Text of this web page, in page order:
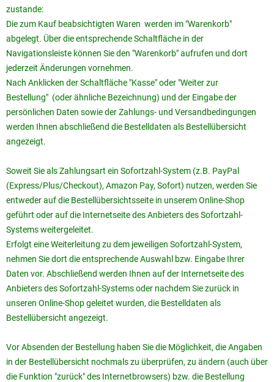
zustande:
Die zum Kauf beabsichtigten Waren werden im "Warenkorb"
abgelegt. Über die entsprechende Schaltfläche in der
Navigationsleiste können Sie den "Warenkorb" aufrufen und dort
jederzeit Änderungen vornehmen.
Nach Anklicken der Schaltfläche "Kasse" oder "Weiter zur
Bestellung" (oder ähnliche Bezeichnung) und der Eingabe der
persönlichen Daten sowie der Zahlungs- und Versandbedingungen
werden Ihnen abschließend die Bestelldaten als Bestellübersicht
angezeigt.
Soweit Sie als Zahlungsart ein Sofortzahl-System (z.B. PayPal
(Express/Plus/Checkout), Amazon Pay, Sofort) nutzen, werden Sie
entweder auf die Bestellübersichtsseite in unserem Online-Shop
geführt oder auf die Internetseite des Anbieters des Sofortzahl-
Systems weitergeleitet.
Erfolgt eine Weiterleitung zu dem jeweiligen Sofortzahl-System,
nehmen Sie dort die entsprechende Auswahl bzw. Eingabe Ihrer
Daten vor. Abschließend werden Ihnen auf der Internetseite des
Anbieters des Sofortzahl-Systems oder nachdem Sie zurück in
unseren Online-Shop geleitet wurden, die Bestelldaten als
Bestellübersicht angezeigt.
Vor Absenden der Bestellung haben Sie die Möglichkeit, die Angaben
in der Bestellübersicht nochmals zu überprüfen, zu ändern (auch über
die Funktion "zurück" des Internetbrowsers) bzw. die Bestellung